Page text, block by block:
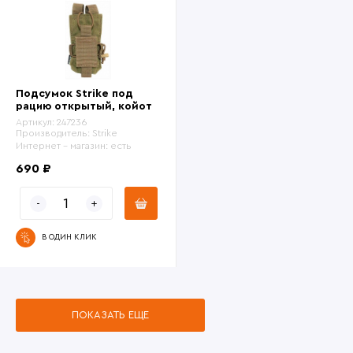
Подсумок Strike под
рацию открытый, койот
Артикул: 247236
Производитель: Strike
Интернет - магазин: есть
690 ₽
В ОДИН КЛИК
ПОКАЗАТЬ ЕЩЕ